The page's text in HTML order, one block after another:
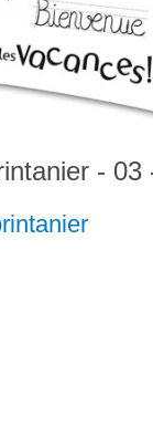
- 03